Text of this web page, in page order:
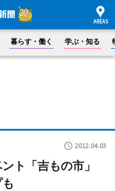
暮らす・働く 学ぶ・知る
2012.04.03
ト「吉もの市」